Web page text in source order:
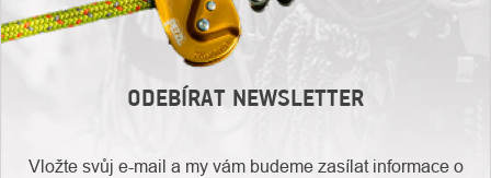
ODEBÍRAT NEWSLETTER
Vložte svůj e-mail a my vám budeme zasílat informace o